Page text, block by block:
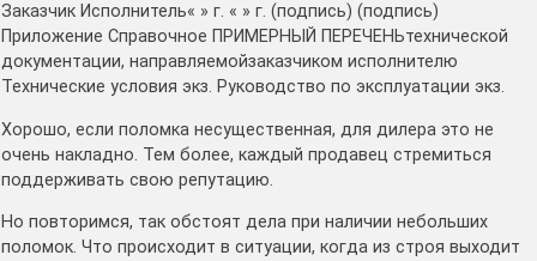
Заказчик Исполнитель« » г. « » г. (подпись) (подпись)
Приложение Справочное ПРИМЕРНЫЙ ПЕРЕЧЕНЬтехнической
документации, направляемойзаказчиком исполнителю
Технические условия экз. Руководство по эксплуатации экз.
Хорошо, если поломка несущественная, для дилера это не
очень накладно. Тем более, каждый продавец стремиться
поддерживать свою репутацию.
Но повторимся, так обстоят дела при наличии небольших
поломок. Что происходит в ситуации, когда из строя выходит